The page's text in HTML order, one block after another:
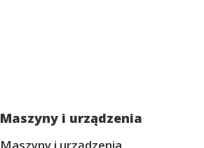
Maszyny i urządzenia